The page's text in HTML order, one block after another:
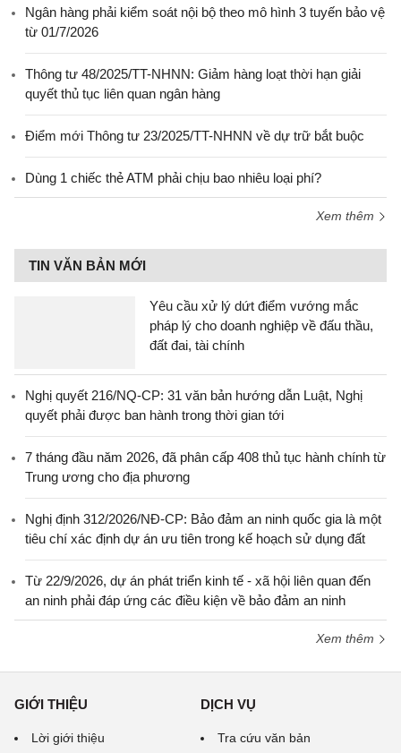
Ngân hàng phải kiểm soát nội bộ theo mô hình 3 tuyến bảo vệ
từ 01/7/2026
Thông tư 48/2025/TT-NHNN: Giảm hàng loạt thời hạn giải
quyết thủ tục liên quan ngân hàng
Điểm mới Thông tư 23/2025/TT-NHNN về dự trữ bắt buộc
Dùng 1 chiếc thẻ ATM phải chịu bao nhiêu loại phí?
Xem thêm
TIN VĂN BẢN MỚI
Yêu cầu xử lý dứt điểm vướng mắc
pháp lý cho doanh nghiệp về đấu thầu,
đất đai, tài chính
Nghị quyết 216/NQ-CP: 31 văn bản hướng dẫn Luật, Nghị
quyết phải được ban hành trong thời gian tới
7 tháng đầu năm 2026, đã phân cấp 408 thủ tục hành chính từ
Trung ương cho địa phương
Nghị định 312/2026/NĐ-CP: Bảo đảm an ninh quốc gia là một
tiêu chí xác định dự án ưu tiên trong kế hoạch sử dụng đất
Từ 22/9/2026, dự án phát triển kinh tế - xã hội liên quan đến
an ninh phải đáp ứng các điều kiện về bảo đảm an ninh
Xem thêm
GIỚI THIỆU
Lời giới thiệu
DỊCH VỤ
Tra cứu văn bản